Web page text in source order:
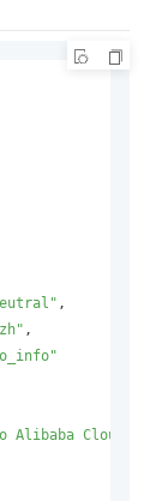
,
,
Alibaba Cloud."